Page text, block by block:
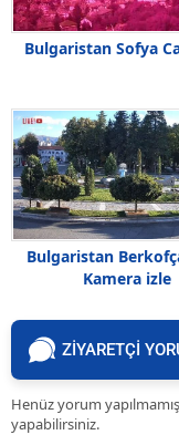
Bulgaristan Sofya
Bulgaristan
Kamera izle
ZİYARETÇİ
Henüz yorum
yapabilirsiniz.